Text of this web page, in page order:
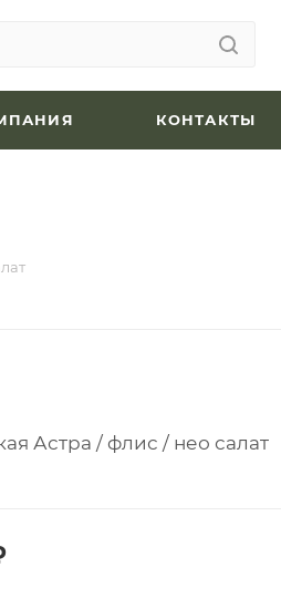
КОНТАКТЫ
Астра / флис / нео салат